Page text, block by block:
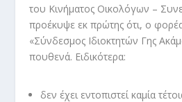
του Κινήματος Οικολόγων –
προέκυψε εκ πρώτης ότι, ο
«Σύνδεσμος Ιδιοκτητών Γης
πουθενά. Ειδικότερα:
δεν έχει εντοπιστεί καμία